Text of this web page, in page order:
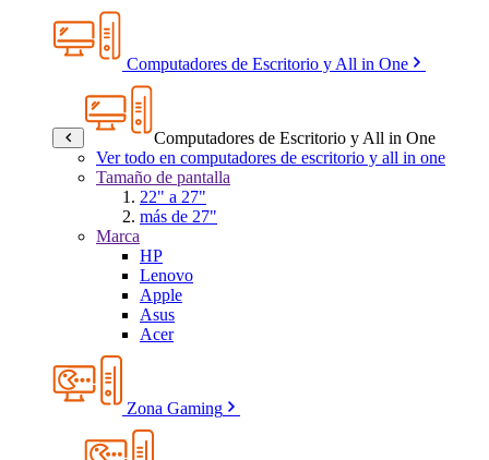
Computadores de Escritorio y All in One
Computadores de Escritorio y All in One
Ver todo en computadores de escritorio y all in one
Tamaño de pantalla
22" a 27"
más de 27"
Marca
HP
Lenovo
Apple
Asus
Acer
Zona Gaming